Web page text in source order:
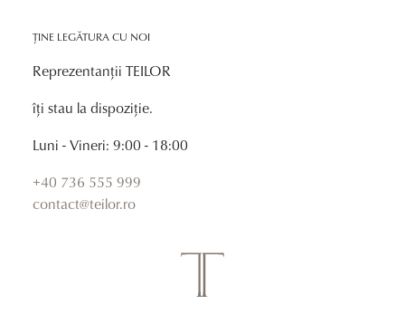
ȚINE LEGĂTURA CU NOI
Reprezentanții TEILOR
îți stau la dispoziție.
Luni - Vineri: 9:00 - 18:00
+40 736 555 999
contact@teilor.ro